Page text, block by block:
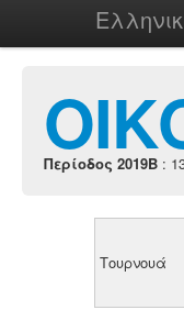
Περίοδος 2019B :
Τουρνουά